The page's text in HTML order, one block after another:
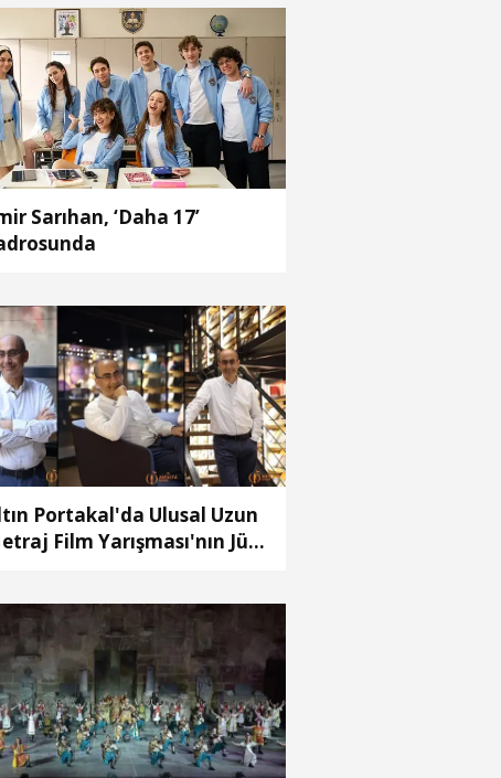
Sarıhan, ‘Daha 17’
Portakal'da Ulusal Uzun
Film Yarışması'nın Jüri